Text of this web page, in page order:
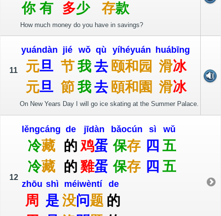
你 有
多少
存款
How much money do you have in savings?
11
yuándàn
元旦
元旦
jié
节
節
wǒ
我
我
qù
去
去
yíhéyuán
颐和 园
頤和 園
huábīng
滑冰
滑冰
On New Years Day I will go ice skating at the Summer Palace.
12
lěngcáng
冷藏
冷藏
de
的
的
jīdàn
鸡蛋
雞蛋
bǎocún
保存
保存
sì
四
四
wǔ
五
五
zhōu
周
shì
是
méiwèntí
没问题
de
的